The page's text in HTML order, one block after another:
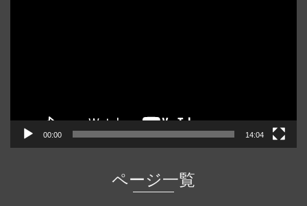
00:00 14:04
ページ一覧